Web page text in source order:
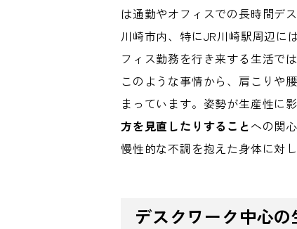
は通勤やオフィスでの長時間デ
川崎市内、特にJR川崎駅周辺に
フィス勤務を行き来する生活で
このような事情から、肩こりや
まっています。姿勢が生産性に
方を見直したりすることへの関
慢性的な不調を抱えた身体に対し
デスクワーク中心